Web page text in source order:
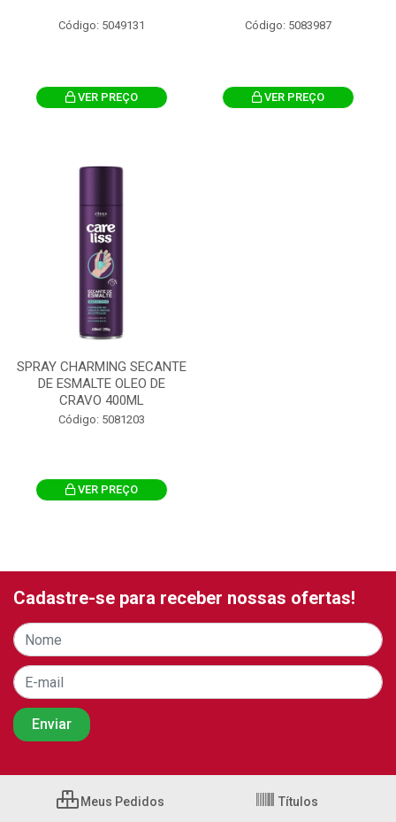
Código: 5049131
VER PREÇO
Código: 5083987
VER PREÇO
SPRAY CHARMING SECANTE
DE ESMALTE OLEO DE
CRAVO 400ML
Código: 5081203
VER PREÇO
Cadastre-se para receber nossas ofertas!
Meus Pedidos Títulos